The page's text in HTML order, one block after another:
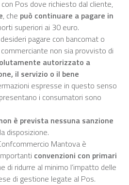
Pos dove richiesto dal cliente,
, che può continuare a pagare in
superiori ai 30 euro.
pagare con bancomat o
non sia provvisto di
autorizzato a
il servizio o il bene
espresse in questo senso
i consumatori sono
è prevista nessuna sanzione
disposizione.
Mantova è
convenzioni con primari
di ridurre al minimo l’impatto delle
di gestione legate al Pos.